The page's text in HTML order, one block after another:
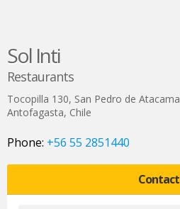
Sol Inti
Restaurants
Tocopilla 130, San Pedro de Atacama
Antofagasta, Chile
Phone: +56 55 2851440
Contact